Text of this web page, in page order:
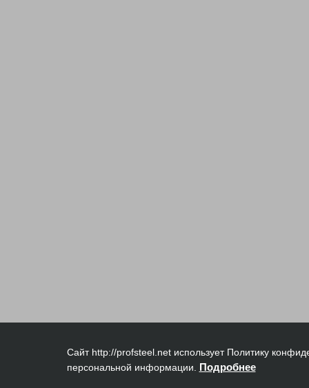
Сайт http://profsteel.net использует Политику
персональной информации. Подробнее